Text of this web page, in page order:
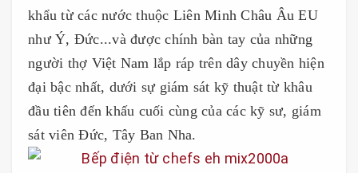
khẩu từ các nước thuộc Liên Minh Châu Âu EU
như Ý, Đức...và được chính bàn tay của những
người thợ Việt Nam lắp ráp trên dây chuyền hiện
đại bậc nhất, dưới sự giám sát kỹ thuật từ khâu
đầu tiên đến khấu cuối cùng của các kỹ sư, giám
sát viên Đức, Tây Ban Nha.